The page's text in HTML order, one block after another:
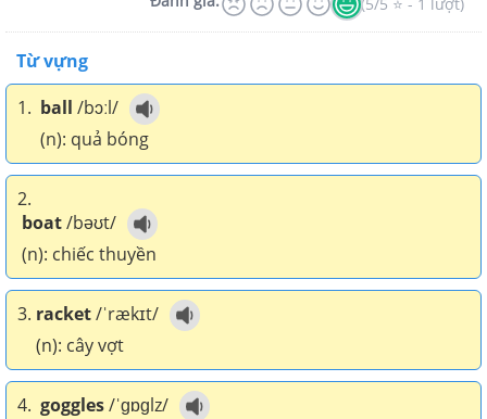
Từ vựng
1. ball /bɔːl/
(n): quả bóng
2.
boat/bəʊt/
(n): chiếc thuyền
3. racket/ˈrækɪt/
(n): cây vợt
4. goggles/ˈɡɒɡlz/